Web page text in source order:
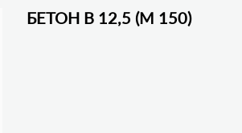
БЕТОН В 12,5 (М 150)